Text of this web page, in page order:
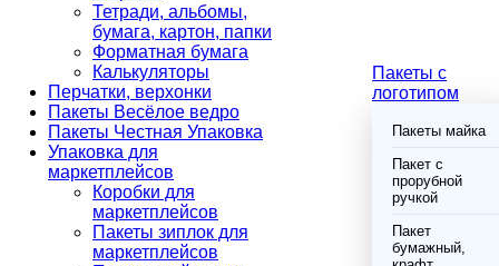
Тетради, альбомы,
бумага, картон, папки
Форматная бумага
Калькуляторы
Перчатки, верхонки
Пакеты Весёлое ведро
Пакеты Честная Упаковка
Упаковка для
маркетплейсов
Коробки для
маркетплейсов
Пакеты зиплок для
маркетплейсов
Пакеты с
логотипом
Пакеты майка
Пакет с
прорубной
ручкой
Пакет
бумажный,